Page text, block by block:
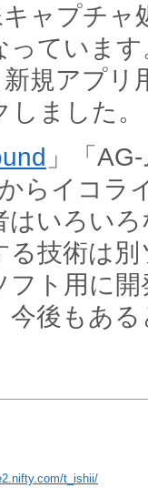
キャプチ
っていま
規アプ
ました。
」「
からイコラ
はいろい
技術は
フト用に
後もあ
t_ishii/